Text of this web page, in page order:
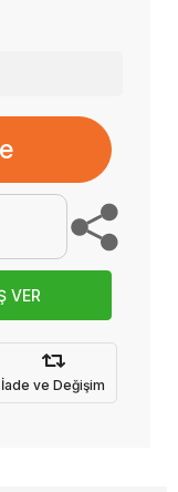
VER
İade ve Değişim